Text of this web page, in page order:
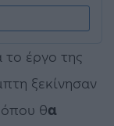
το έργο της
ξεκίνησαν
θα